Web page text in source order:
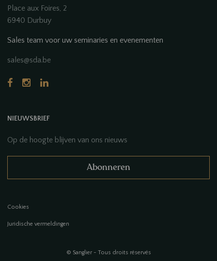
Place aux Foires, 2
6940 Durbuy
Sales team voor uw seminaries en evenementen
sales@sda.be
NIEUWSBRIEF
Op de hoogte blijven van ons nieuws
Abonneren
© Sanglier - Tous droits réservés
Cookies
Juridische vermeldingen